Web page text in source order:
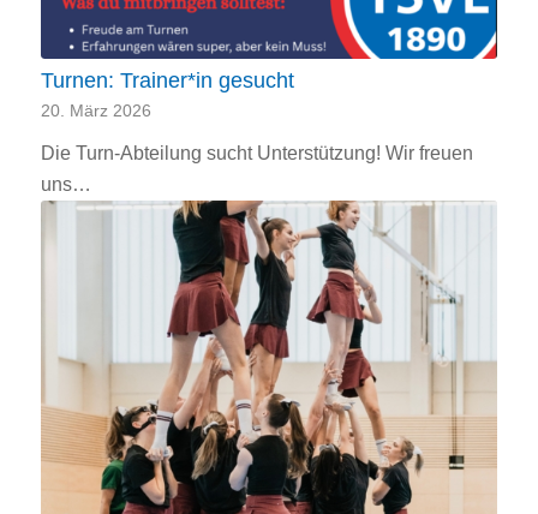
Turnen: Trainer*in gesucht
20. März 2026
Die Turn-Abteilung sucht Unterstützung! Wir freuen
uns…